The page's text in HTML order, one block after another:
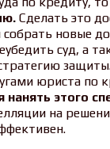
Сделать это
собрать новые
суд, а
юриста по
нанять этого
на